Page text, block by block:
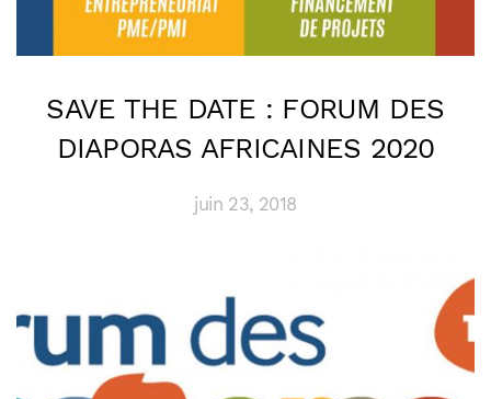
SAVE THE DATE : FORUM DES
DIAPORAS AFRICAINES 2020
juin 23, 2018